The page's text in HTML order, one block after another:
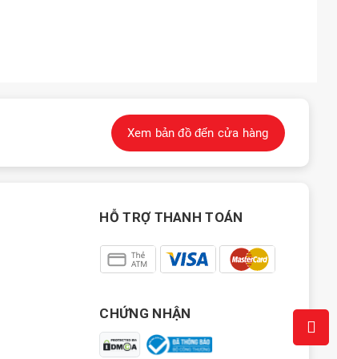
Xem bản đồ đến cửa hàng
HỖ TRỢ THANH TOÁN
CHỨNG NHẬN